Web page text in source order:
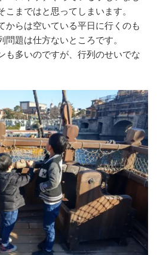
こまではと思ってしまいます。
からは空いている平日に行くのも
問題は仕方ないところです。
も多いのですが、行列のせいでな